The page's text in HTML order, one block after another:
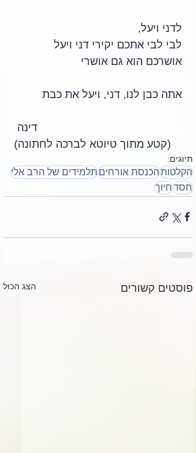
לדני ויעל,
לבי לבי אתכם יקירי דני ויעל
אושרכם הוא גם אושרי
אתה כבן לנו, דני, ויעל את כבת
דינה
(קטע מתוך טיוטא לברכה לחתונה)
תיוגים:
הקלטותהכנסת אורחיםתלמידים של הרב אלי
חסדחיוך
פוסטים קשורים הצג הכול